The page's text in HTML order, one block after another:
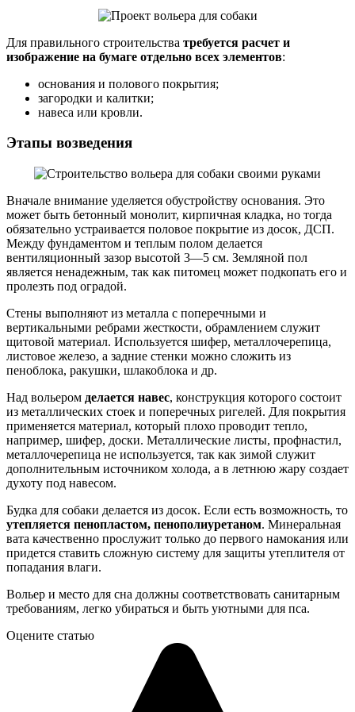
Для правильного строительства требуется расчет и
изображение на бумаге отдельно всех элементов:
основания и полового покрытия;
загородки и калитки;
навеса или кровли.
Этапы возведения
Вначале внимание уделяется обустройству основания. Это
может быть бетонный монолит, кирпичная кладка, но тогда
обязательно устраивается половое покрытие из досок, ДСП.
Между фундаментом и теплым полом делается
вентиляционный зазор высотой 3—5 см. Земляной пол
является ненадежным, так как питомец может подкопать его и
пролезть под оградой.
Стены выполняют из металла с поперечными и
вертикальными ребрами жесткости, обрамлением служит
щитовой материал. Используется шифер, металлочерепица,
листовое железо, а задние стенки можно сложить из
пеноблока, ракушки, шлакоблока и др.
Над вольером делается навес, конструкция которого состоит
из металлических стоек и поперечных ригелей. Для покрытия
применяется материал, который плохо проводит тепло,
например, шифер, доски. Металлические листы, профнастил,
металлочерепица не используется, так как зимой служит
дополнительным источником холода, а в летнюю жару создает
духоту под навесом.
Будка для собаки делается из досок. Если есть возможность, то
утепляется пенопластом, пенополиуретаном. Минеральная
вата качественно прослужит только до первого намокания или
придется ставить сложную систему для защиты утеплителя от
попадания влаги.
Вольер и место для сна должны соответствовать санитарным
требованиям, легко убираться и быть уютными для пса.
Оцените статью